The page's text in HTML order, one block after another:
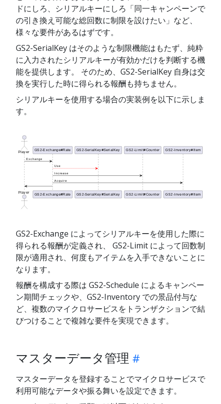
ドにしろ、シリアルキーにしろ「同一キャンペーンで
の引き換え可能な総回数に制限を設けたい」など、
様々な要件があるはずです。
GS2-SerialKey はそのような制限機能はもたず、純粋
に入力されたシリアルキーが有効かだけを判断する機
能を提供します。 そのため、GS2-SerialKey 自身は交
換を実行した時に得られる報酬も持ちません。
シリアルキーを使用する場合の実装例を以下に示しま
す。
GS2-Exchange によってシリアルキーを使用した際に
得られる報酬が定義され、 GS2-Limit によって回数制
限が適用され、何度もアイテムを入手できないことに
なります。
報酬を構成する際は GS2-Schedule によるキャンペー
ン期間チェックや、GS2-Inventory での景品付与な
ど、複数のマイクロサービスをトランザクションで結
びつけることで複雑な要件を実現できます。
マスターデータ管理
マスターデータを登録することでマイクロサービスで
利用可能なデータや振る舞いを設定できます。